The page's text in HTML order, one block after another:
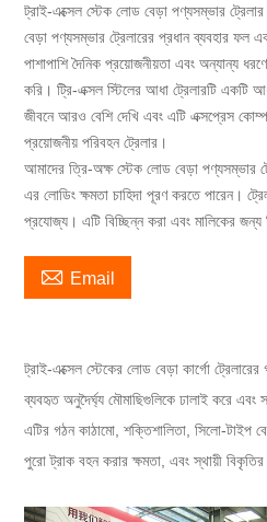
ট্রাই-এক্সেল স্টেক লোড বেড়া পণ্যসম্ভার
বেড়া পণ্যসম্ভার ট্রেলারের প্রধান ব্যবহার ফল
পাশাপাশি দৈনিক প্রয়োজনীয়তা এবং অন্যান্য
করি। ট্রি-এক্সল স্টিলের আধা ট্রেলারটি একটি
জীবনে আরও বেশি দেখি এবং এটি এক্সপ্রেস
প্রয়োজনীয় পরিবহন ট্রেলার।
আমাদের ত্রি-অক্ষ স্টেক লোড বেড়া পণ্যসম্ভার
এর লোডিং ক্ষমতা চাহিদা পূরণ করতে পারেন।
প্রযোজ্য। এটি বিচ্ছিন্ন করা এবং মালিকের জন্য
 Email
ট্রাই-এক্সেল স্টেকের লোড বেড়া কার্গো
ব্যবহৃত অনুদৈর্ঘ্য মৌমাছিগুলিকে ঢালাই করে এবং
এটির গঠন কাঠামো, শক্তিশালিতা, সিলো-টাইপ
পুরো ট্রাক বহন করার ক্ষমতা, এবং স্থায়ী বিকৃতির